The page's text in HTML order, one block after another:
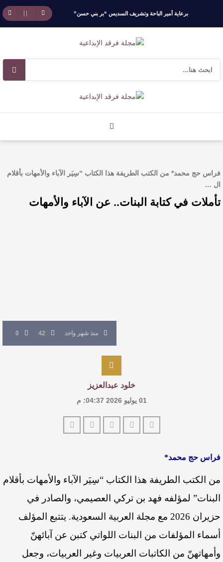
برعاية أمير الباحة وتشريف السديس “بر بني حسن”
تكرّم الفائزين بجائزة “رواد العمل التطوعي 4”
جائزة المهندس زياد الزهراني للتفوق العلمي تكرّم
الروائي جابر محمد مدخلي: أحضر داخل رواياتي
بحذر، والثقافة قوتنا الناعمة لمخاطبة العالم.
فراس حج محمد* من الكتب الطريفة هذا الكتاب “سِيَر الآباء والأمهات بأقلام
ال …
تأملات في كتابة البنات.. عن الآباء والأمهات
منذ شهر واحد 42
0
خلود عبدالعزيز
01 يوليو 2026 04:37: م
فراس حج محمد*
من الكتب الطريفة هذا الكتاب “سِيَر الآباء والأمهات بأقلام
البنات” لمؤلفه فهد بن تركي العصيمي، والصادر في
حزيران 2026 مع مجلة العربية السعودية. يتتبع المؤلف
أسماء المؤلفات من البنات اللواتي كتبن عن آبائهنّ
وأمهاتهنّ من الكاتبات العربيات وغير العربيات، وجعل